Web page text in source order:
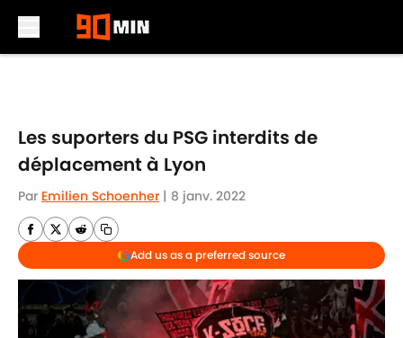
Les suporters du PSG interdits de
déplacement à Lyon
Par Emilien Schoenher | 8 janv. 2022
Add us as a preferred source